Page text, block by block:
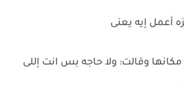
أعمل إيه يعنى
وقالت: ولا حاجه بس انت إللى